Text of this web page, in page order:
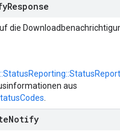
Response
die
aus
Notify